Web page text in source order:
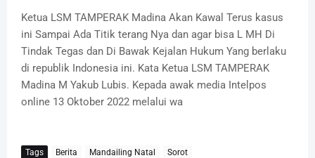
Ketua LSM TAMPERAK Madina Akan Kawal Terus kasus
ini Sampai Ada Titik terang Nya dan agar bisa L MH Di
Tindak Tegas dan Di Bawak Kejalan Hukum Yang berlaku
di republik Indonesia ini. Kata Ketua LSM TAMPERAK
Madina M Yakub Lubis. Kepada awak media Intelpos
online 13 Oktober 2022 melalui wa
Tags Berita Mandailing Natal Sorot